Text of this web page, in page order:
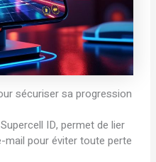
sécuriser sa progression
ID, permet de lier
pour éviter toute perte